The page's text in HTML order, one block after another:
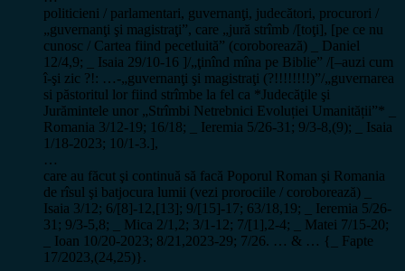
politicieni / parlamentari, guvernanţi, judecători, procurori /
„guvernanţi şi magistraţi”, care „jură strîmb /[toţi], [pe ce nu
cunosc / Cartea fiind pecetluită” (coroborează) _ Daniel
12/4,9; _ Isaia 29/10-16 ]/„ţinînd mîna pe Biblie” /[–auzi cum
î-şi zic ?!: …-„guvernanţi şi magistraţi (?!!!!!!!!)”/„guvernarea
si păstoritul lor fiind strîmbe la fel ca *Judecăţile şi
Jurămintele unor „Strîmbi Netrebnici Evoluției Umanității”* _
Romania 3/12-19; 16/18; _ Ieremia 5/26-31; 9/3-8,(9); _ Isaia
1/18-2023; 10/1-3.],
…
care au făcut şi continuă să facă Poporul Roman şi Romania
de rîsul şi batjocura lumii (vezi prorociile / coroborează) _
Isaia 3/12; 6/[8]-12,[13]; 9/[15]-17; 63/18,19; _ Ieremia 5/26-
31; 9/3-5,8; _ Mica 2/1,2; 3/1-12; 7/[1],2-4; _ Matei 7/15-20;
_ Ioan 10/20-2023; 8/21,2023-29; 7/26. … & … {_ Fapte
17/2023,(24,25)}.